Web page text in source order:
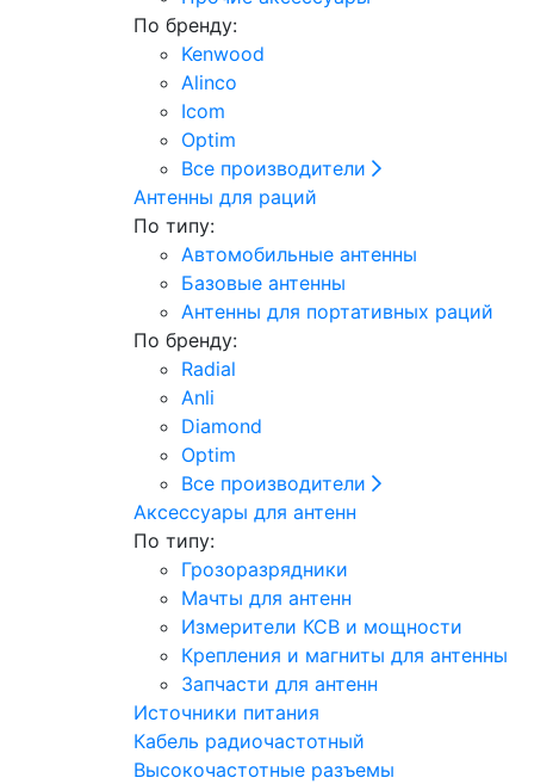
По бренду:
Kenwood
Alinco
Icom
Optim
Все производители
Антенны для раций
По типу:
Автомобильные антенны
Базовые антенны
Антенны для портативных раций
По бренду:
Radial
Anli
Diamond
Optim
Все производители
Аксессуары для антенн
По типу:
Грозоразрядники
Мачты для антенн
Измерители КСВ и мощности
Крепления и магниты для антенны
Запчасти для антенн
Источники питания
Кабель радиочастотный
Высокочастотные разъемы